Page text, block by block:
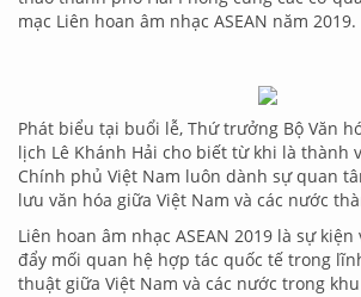
mạc Liên hoan âm nhạc ASEAN năm 2019.
Phát biểu tại buổi lễ, Thứ trưởng Bộ Văn
lịch Lê Khánh Hải cho biết từ khi là thành
Chính phủ Việt Nam luôn dành sự quan
lưu văn hóa giữa Việt Nam và các nước
Liên hoan âm nhạc ASEAN 2019 là sự
đẩy mối quan hệ hợp tác quốc tế trong
thuật giữa Việt Nam và các nước trong